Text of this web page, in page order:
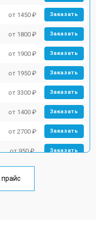
от 1450 ₽ Заказать
от 1800 ₽ Заказать
от 1900 ₽ Заказать
от 1950 ₽ Заказать
от 3300 ₽ Заказать
от 1400 ₽ Заказать
от 2700 ₽ Заказать
от 950 ₽ Заказать
от 3200 ₽
прайс